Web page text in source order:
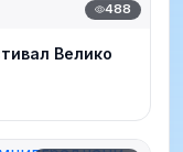
488
Велико